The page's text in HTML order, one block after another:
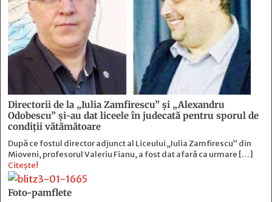
Directorii de la „Iulia Zamfirescu” și „Alexandru
Odobescu” și-au dat liceele în judecată pentru sporul de
condiții vătămătoare
După ce fostul director adjunct al Liceului „Iulia Zamfirescu” din
Mioveni, profesorul Valeriu Fianu, a fost dat afară ca urmare […]
Citește!
Foto-pamflete